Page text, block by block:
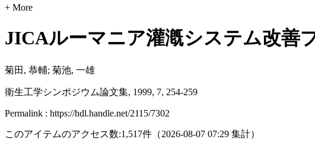
+ More
JICAルーマニア灌漑システム改善
菊田, 恭輔; 菊池, 一雄
衛生工学シンポジウム論文集, 1999, 7, 254-259
Permalink : https://hdl.handle.net/2115/7302
このアイテムのアクセス数:1,517件 （2026-08-07 07:29 集計）